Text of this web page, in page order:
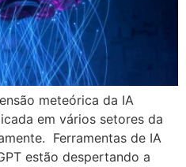
meteórica da IA
em vários setores da
Ferramentas de IA
estão despertando a